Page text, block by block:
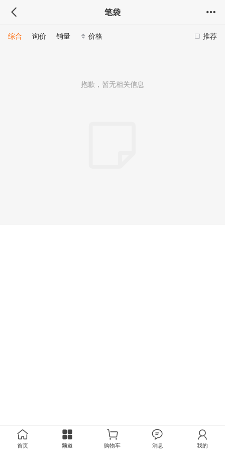
笔袋
推荐
综合 询价 销量 价格
抱歉，暂无相关信息
首页 频道 购物车 消息 我的